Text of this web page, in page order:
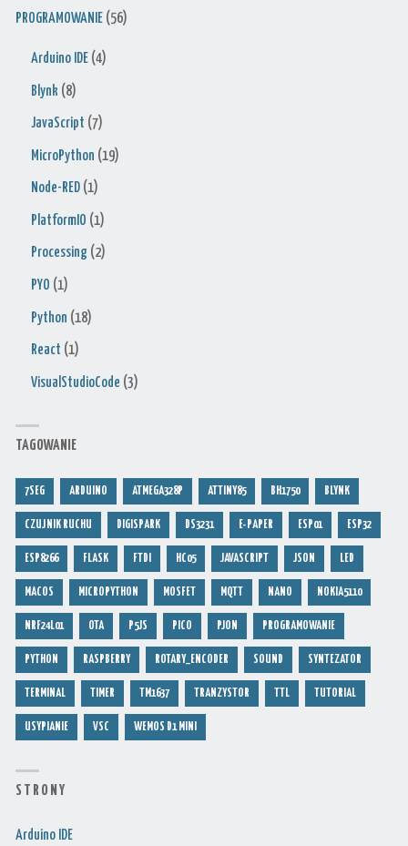
PROGRAMOWANIE (56)
Arduino IDE (4)
Blynk (8)
JavaScript (7)
MicroPython (19)
Node-RED (1)
PlatformIO (1)
Processing (2)
PYO (1)
Python (18)
React (1)
VisualStudioCode (3)
TAGOWANIE
7SEG ARDUINO ATMEGA328P ATTINY85 BH1750 BLYNK
CZUJNIK RUCHU DIGISPARK DS3231 E-PAPER ESP01 ESP32
ESP8266 FLASK FTDI HC05 JAVASCRIPT JSON LED
MACOS MICROPYTHON MOSFET MQTT NANO NOKIA5110
NRF24L01 OTA P5JS PICO PJON PROGRAMOWANIE
PYTHON RASPBERRY ROTARY_ENCODER SOUND SYNTEZATOR
TERMINAL TIMER TM1637 TRANZYSTOR TTL TUTORIAL
USYPIANIE VSC WEMOS D1 MINI
S T R O N Y
Arduino IDE